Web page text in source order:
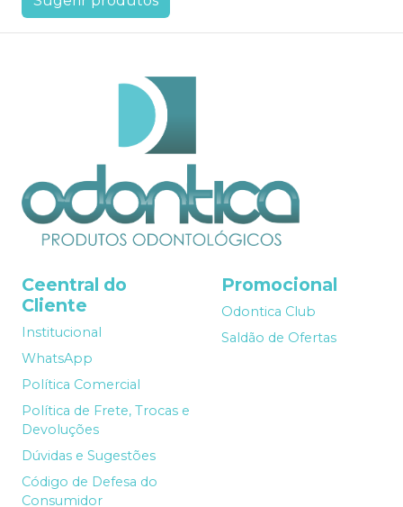
Ceentral do
Cliente
Institucional
WhatsApp
Política Comercial
Política de Frete, Trocas e
Devoluções
Dúvidas e Sugestões
Código de Defesa do
Consumidor
Promocional
Odontica Club
Saldão de Ofertas